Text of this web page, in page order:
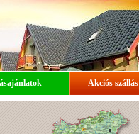
Akciós szállás